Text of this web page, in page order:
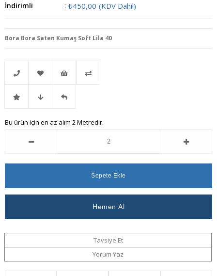
İndirimli
: ₺450,00 (KDV Dahil)
Bora Bora Saten Kumaş Soft Lila 40
Telefonla
Sipariş
Favorilere
Ekle
İstek
Listeme
İndirimli Fiyat
Ver
Gelince
Bu ürün için en az alım 2 Metredir.
Tavsiye Et
Yorum Yaz